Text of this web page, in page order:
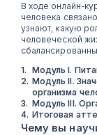
В ходе онлайн-
человека
узнают, какую
человеческой
1. Модуль I.
2. Модуль II.
организма
3. Модуль III.
4. Итоговая
Чему вы